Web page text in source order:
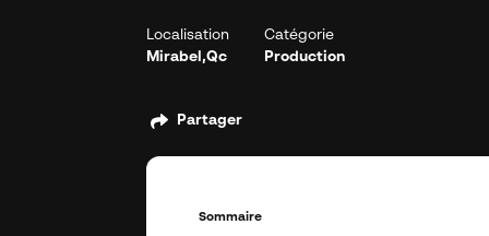
Localisation
Mirabel,Qc
Catégorie
Production
Partager
Sommaire